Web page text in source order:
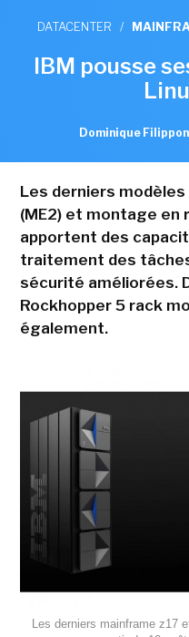
DATACENTER /
IBM pousse
Dominique
Les derniers modèles
(ME2) et montage en
apportent des
traitement des
sécurité améliorées.
Rockhopper 5 rack
également.
Les derniers mainframe z17